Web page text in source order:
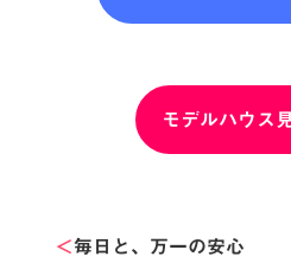
モデルハウス
＜毎日と、万一の安心